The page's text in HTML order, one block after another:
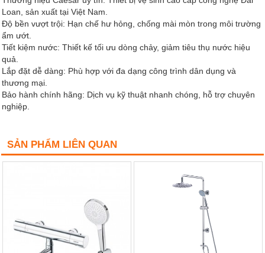
Loan, sản xuất tại Việt Nam.
Độ bền vượt trội: Hạn chế hư hỏng, chống mài mòn trong môi trường
ẩm ướt.
Tiết kiệm nước: Thiết kế tối ưu dòng chảy, giảm tiêu thụ nước hiệu
quả.
Lắp đặt dễ dàng: Phù hợp với đa dạng công trình dân dụng và
thương mại.
Bảo hành chính hãng: Dịch vụ kỹ thuật nhanh chóng, hỗ trợ chuyên
nghiệp.
SẢN PHẨM LIÊN QUAN